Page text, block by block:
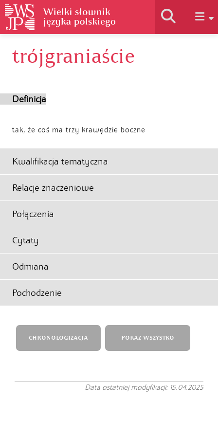
Historia słownika
trójgraniaście
Definicja
tak, że coś ma trzy krawędzie boczne
Kwalifikacja tematyczna
Relacje znaczeniowe
Połączenia
Cytaty
Odmiana
Pochodzenie
CHRONOLOGIZACJA POKAŻ WSZYSTKO
Data ostatniej modyfikacji: 15.04.2025